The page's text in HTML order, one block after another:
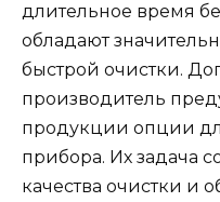
длительное время
обладают
быстрой очистки.
производитель
продукции опции
прибора. Их задача
качества очистки и